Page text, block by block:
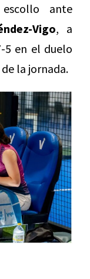
ante
Vigo, a
5 en el duelo
la jornada.